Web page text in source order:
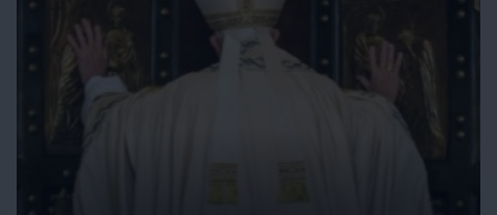
Pentágono em Thule, a qual, entre outras coisas, “é a
base militar norte-americana mais ao Norte e a única
instalação desse tipo ao Norte do Círculo Polar Ártico”,
como nos diz a Defense News.